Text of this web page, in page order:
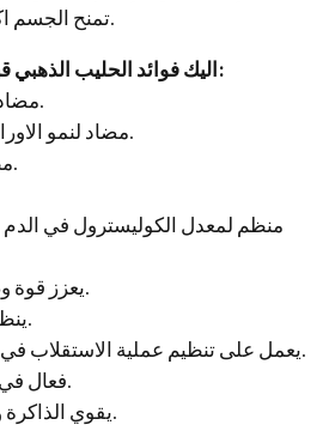
تمنح الجسم اكثر من 150 فائدة علاجية.
اليك فوائد الحليب الذهبي قبل عرض طريقة اعداده:
– مضاد للاكسدة والالتهابات.
– مضاد لنمو الاورام والخلايا السرطانية.
– مطهر ومسكن للاوجاع.
– يعزز قوة وصحة الجهاز الهضمي.
– ينظف الكبد من السموم.
– يعمل على تنظيم عملية الاستقلاب في الجسم وضبط الوزن.
– فعال في عملية خسارة الوزن.
– يقوي الذاكرة ويحسن من اداء المخ.